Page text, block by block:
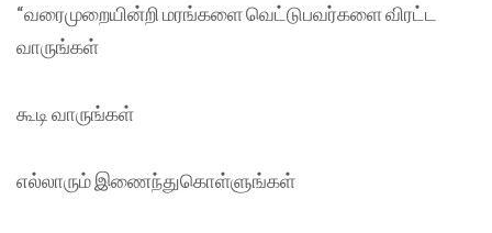
“வரைமுறையின்றி மரங்களை வெட்டுபவர்களை விரட்ட
வாருங்கள்
கூடி வாருங்கள்
எல்லாரும் இணைந்துகொள்ளுங்கள்